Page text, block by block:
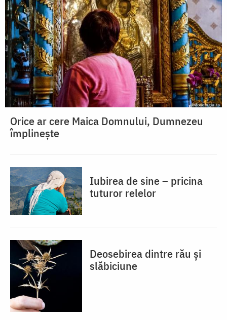
Orice ar cere Maica Domnului, Dumnezeu
împlinește
Iubirea de sine – pricina
tuturor relelor
Deosebirea dintre rău și
slăbiciune